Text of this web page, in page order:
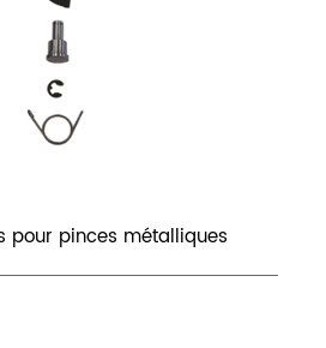
pour pinces métalliques